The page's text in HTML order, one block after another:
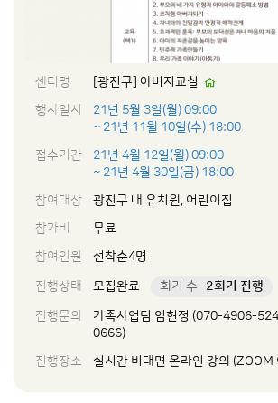
센터명
[광진구] 아버지교실
행사일시
21년 5월 3일(월) 09:00
~ 21년 11월 10일(수) 18:00
접수기간
21년 4월 12일(월) 09:00
~ 21년 4월 30일(금) 18:00
참여대상
광진구 내 유치원, 어린이집
참가비
무료
참여인원
선착순4명
진행상태 모집완료 회기 수 2회기 진행
진행문의
가족사업팀 임현정 (070-4906-
0666)
진행장소
실시간 비대면 온라인 강의 (ZOOM